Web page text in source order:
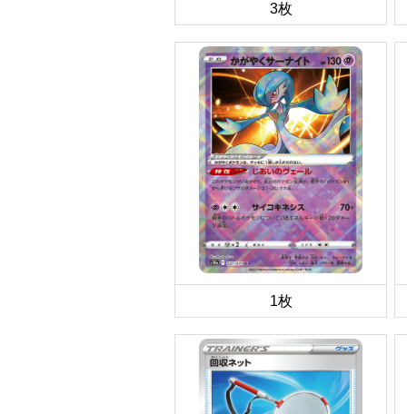
3枚
1枚